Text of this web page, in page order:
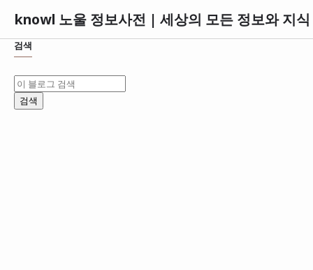
knowl 노울 정보사전 | 세상의 모든 정보와 지
검색